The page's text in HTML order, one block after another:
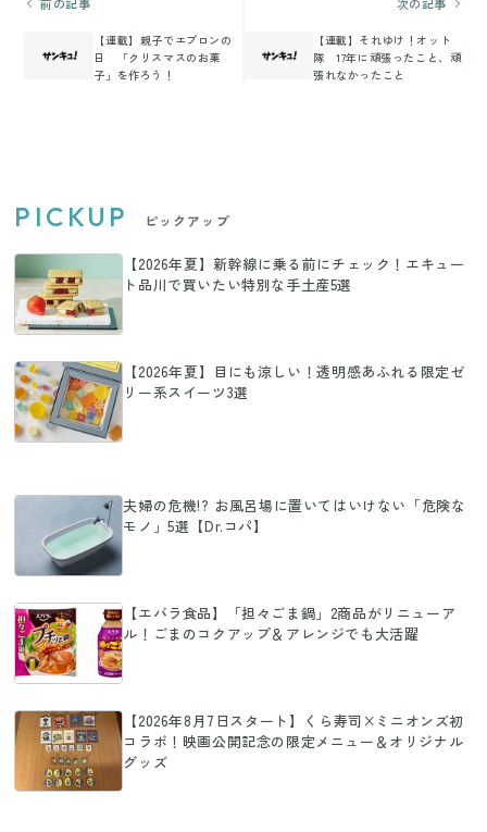
【連載】親子でエプロンの
日 「クリスマスのお菓
子」を作ろう！
【連載】それゆけ！オット
隊 17年に頑張ったこと、頑
張れなかったこと
PICKUP ピックアップ
【2026年夏】新幹線に乗る前にチェック！エキュー
ト品川で買いたい特別な手土産5選
【2026年夏】目にも涼しい！透明感あふれる限定ゼ
リー系スイーツ3選
夫婦の危機!? お風呂場に置いてはいけない「危険な
モノ」5選【Dr.コパ】
【エバラ食品】「担々ごま鍋」2商品がリニューア
ル！ごまのコクアップ＆アレンジでも大活躍
【2026年8月7日スタート】くら寿司×ミニオンズ初
コラボ！映画公開記念の限定メニュー＆オリジナル
グッズ